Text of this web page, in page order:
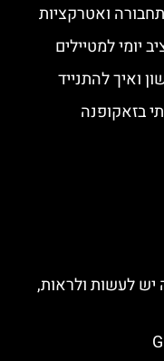
ואטרקציות
יומי למטיילים
ואיך להתנייד
יש לעשות ולראות,